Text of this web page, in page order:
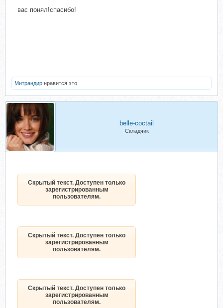
вас понял!спасибо!
Митрандир нравится это.
belle-coctail
Складчик
Скрытый текст. Доступен только
зарегистрированным
пользователям.
Скрытый текст. Доступен только
зарегистрированным
пользователям.
Скрытый текст. Доступен только
зарегистрированным
пользователям.